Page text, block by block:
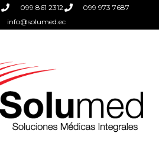
099 861 2312
099 973 7687
info@solumed.ec